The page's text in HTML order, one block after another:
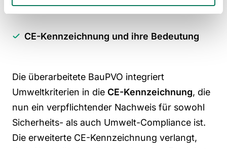
Umweltverantwortung anerkannt werden.
CE-Kennzeichnung und ihre Bedeutung
Die überarbeitete BauPVO integriert
Umweltkriterien in die CE-Kennzeichnung, die
nun ein verpflichtender Nachweis für sowohl
Sicherheits- als auch Umwelt-Compliance ist.
Die erweiterte CE-Kennzeichnung verlangt,